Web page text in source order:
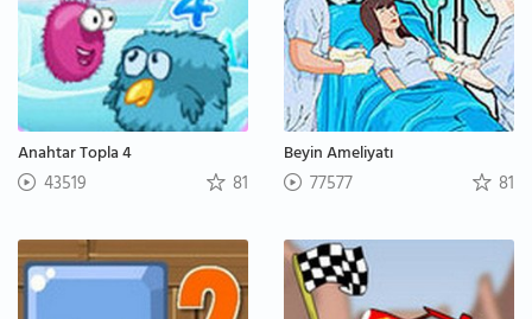
Anahtar Topla 4
43519 81
Beyin Ameliyatı
77577 81